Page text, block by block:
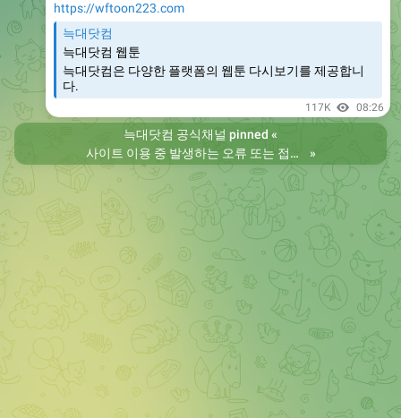
https://wftoon223.com
늑대닷컴
늑대닷컴 웹툰
늑대닷컴은 다양한 플랫폼의 웹툰 다시보기를 제공합니
다.
117K 08:26
늑대닷컴 공식채널 pinned «
사이트 이용 중 발생하는 오류 또는 접속 불가 현상은 제보 부탁드립니다. 리뉴얼 전의 늑대닷컴을 원하시는 분들은 늑대닷컴2로 이용 바랍니다. 항상 늑대닷컴을 찾아주셔서 감사합니다. 늑대닷컴 주소 https://wfwf436.com 늑대닷컴2 주소 https://wftoon223.com
»